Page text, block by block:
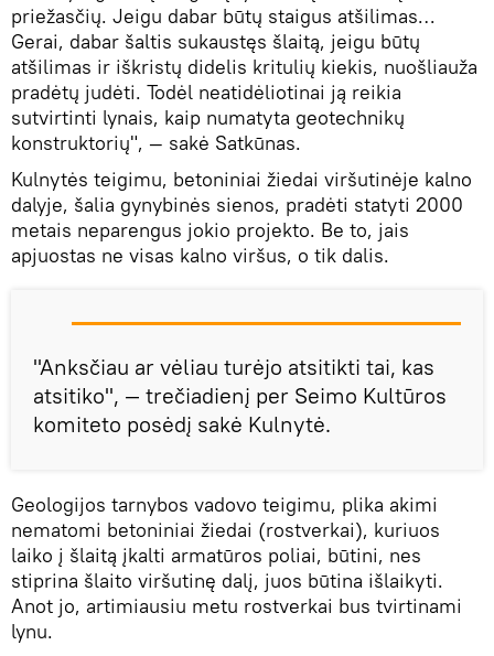
priežasčių. Jeigu dabar būtų staigus atšilimas…
Gerai, dabar šaltis sukaustęs šlaitą, jeigu būtų
atšilimas ir iškristų didelis kritulių kiekis, nuošliauža
pradėtų judėti. Todėl neatidėliotinai ją reikia
sutvirtinti lynais, kaip numatyta geotechnikų
konstruktorių", — sakė Satkūnas.
Kulnytės teigimu, betoniniai žiedai viršutinėje kalno
dalyje, šalia gynybinės sienos, pradėti statyti 2000
metais neparengus jokio projekto. Be to, jais
apjuostas ne visas kalno viršus, o tik dalis.
"Anksčiau ar vėliau turėjo atsitikti tai, kas
atsitiko", — trečiadienį per Seimo Kultūros
komiteto posėdį sakė Kulnytė.
Geologijos tarnybos vadovo teigimu, plika akimi
nematomi betoniniai žiedai (rostverkai), kuriuos
laiko į šlaitą įkalti armatūros poliai, būtini, nes
stiprina šlaito viršutinę dalį, juos būtina išlaikyti.
Anot jo, artimiausiu metu rostverkai bus tvirtinami
lynu.